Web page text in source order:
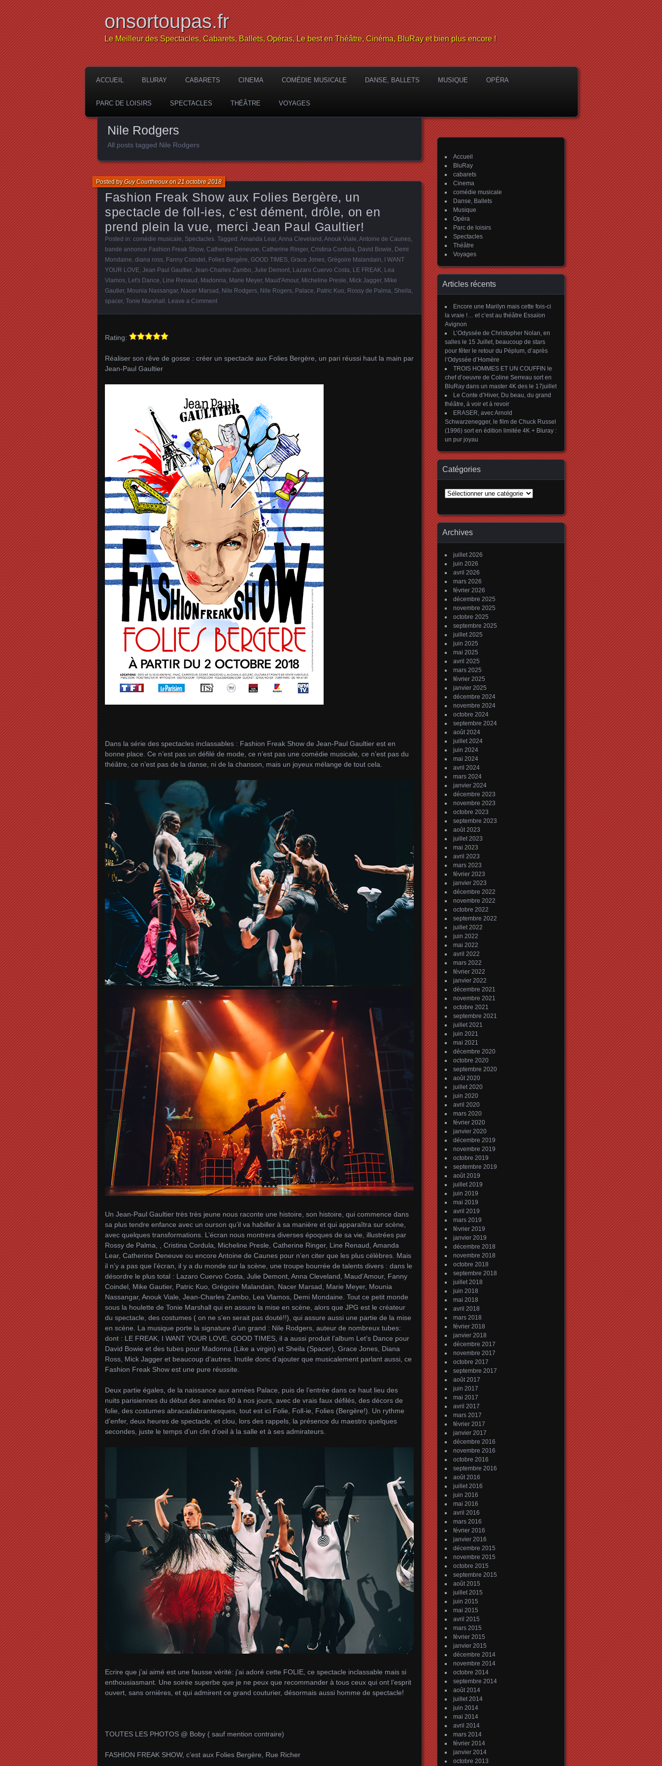
onsortoupas.fr
Le Meilleur des Spectacles, Cabarets, Ballets, Opéras, Le best en Théâtre, Cinéma, BluRay et bien plus encore !
ACCUEIL BLURAY CABARETS CINEMA COMÉDIE MUSICALE DANSE, BALLETS MUSIQUE OPÉRA
PARC DE LOISIRS SPECTACLES THÉÂTRE VOYAGES
Nile Rodgers
All posts tagged Nile Rodgers
Fashion Freak Show aux Folies Bergère, un
spectacle de foll-ies, c’est dément, drôle, on en
prend plein la vue, merci Jean Paul Gaultier!
Posted byGuy Courtheouxon21 octobre 2018
Posted in: comédie musicale Spectacles . Tagged: Amanda Lear, Anna Cleveland Anouk Viale Antoine de Caunes
bande annonce Fashion Freak Show, Catherine Deneuve Catherine Ringer, Cristina Cordula David Bowie Demi
Mondaine diana ross Fanny Coindel Folies Bergère GOOD TIMES Grace Jones Grégoire Malandain I WANT
YOUR LOVE Jean Paul Gaultier, Jean-Charles Zambo Julie Demont Lazaro Cuervo Costa LE FREAK Lea
Vlamos Let's Dance Line Renaud Madonna Marie Meyer, Maud'Amour, Micheline Presle Mick Jagger, Mike
Gautier, Mounia Nassangar, Nacer Marsad Nile Rodgers Nile Rogers Palace Patric Kuo Rossy de Palma Sheila
spacer, Tonie Marshall Leave a Comment
Rating:
Réaliser son rêve de gosse : créer un spectacle aux Folies Bergère, un pari réussi haut la main par
Jean-Paul Gaultier
Dans la série des spectacles inclassables : Fashion Freak Show de Jean-Paul Gaultier est en
bonne place. Ce n’est pas un défilé de mode, ce n’est pas une comédie musicale, ce n’est pas du
théâtre, ce n’est pas de la danse, ni de la chanson, mais un joyeux mélange de tout cela.
Un Jean-Paul Gaultier très très jeune nous raconte une histoire, son histoire, qui commence dans
sa plus tendre enfance avec un ourson qu’il va habiller à sa manière et qui apparaîtra sur scène,
avec quelques transformations. L’écran nous montrera diverses époques de sa vie, illustrées par
Rossy de Palma, , Cristina Cordula, Micheline Presle, Catherine Ringer, Line Renaud, Amanda
Lear, Catherine Deneuve ou encore Antoine de Caunes pour n’en citer que les plus célèbres. Mais
il n’y a pas que l’écran, il y a du monde sur la scène, une troupe bourrée de talents divers : dans le
désordre le plus total : Lazaro Cuervo Costa, Julie Demont, Anna Cleveland, Maud’Amour, Fanny
Coindel, Mike Gautier, Patric Kuo, Grégoire Malandain, Nacer Marsad, Marie Meyer, Mounia
Nassangar, Anouk Viale, Jean-Charles Zambo, Lea Vlamos, Demi Mondaine. Tout ce petit monde
sous la houlette de Tonie Marshall qui en assure la mise en scène, alors que JPG est le créateur
du spectacle, des costumes ( on ne s’en serait pas douté!!), qui assure aussi une partie de la mise
en scène. La musique porte la signature d’un grand : Nile Rodgers, auteur de nombreux tubes:
dont : LE FREAK, I WANT YOUR LOVE, GOOD TIMES, il a aussi produit l’album Let’s Dance pour
David Bowie et des tubes pour Madonna (Like a virgin) et Sheila (Spacer), Grace Jones, Diana
Ross, Mick Jagger et beaucoup d’autres. Inutile donc d’ajouter que musicalement parlant aussi, ce
Fashion Freak Show est une pure réussite.
Deux partie égales, de la naissance aux années Palace, puis de l’entrée dans ce haut lieu des
nuits parisiennes du début des années 80 à nos jours, avec de vrais faux défilés, des décors de
folie, des costumes abracadabrantesques, tout est ici Folie, Foll-ie, Folies (Bergère!). Un rythme
d’enfer, deux heures de spectacle, et clou, lors des rappels, la présence du maestro quelques
secondes, juste le temps d’un clin d’oeil à la salle et à ses admirateurs.
Ecrire que j’ai aimé est une fausse vérité: j’ai adoré cette FOLIE, ce spectacle inclassable mais si
enthousiasmant. Une soirée superbe que je ne peux que recommander à tous ceux qui ont l’esprit
ouvert, sans ornières, et qui admirent ce grand couturier, désormais aussi homme de spectacle!
TOUTES LES PHOTOS @ Boby ( sauf mention contraire)
FASHION FREAK SHOW, c’est aux Folies Bergère, Rue Richer
Accueil
BluRay
cabarets
Cinema
comédie musicale
Danse, Ballets
Musique
Opéra
Parc de loisirs
Spectacles
Théâtre
Voyages
Articles récents
Encore une Marilyn mais cette fois-ci
la vraie !… et c’est au théâtre Essaïon
Avignon
L’Odyssée de Christopher Nolan, en
salles le 15 Juillet, beaucoup de stars
pour fêter le retour du Péplum, d’après
l’Odyssée d’Homère
TROIS HOMMES ET UN COUFFIN le
chef d’oeuvre de Coline Serreau sort en
BluRay dans un master 4K des le 17juillet
Le Conte d’Hiver, Du beau, du grand
théâtre, à voir et à revoir
ERASER, avec Arnold
Schwarzenegger, le film de Chuck Russel
(1996) sort en édition limitée 4K + Bluray :
un pur joyau
Catégories
Catégories
Archives
juillet 2026
juin 2026
avril 2026
mars 2026
février 2026
décembre 2025
novembre 2025
octobre 2025
septembre 2025
juillet 2025
juin 2025
mai 2025
avril 2025
mars 2025
février 2025
janvier 2025
décembre 2024
novembre 2024
octobre 2024
septembre 2024
août 2024
juillet 2024
juin 2024
mai 2024
avril 2024
mars 2024
janvier 2024
décembre 2023
novembre 2023
octobre 2023
septembre 2023
août 2023
juillet 2023
mai 2023
avril 2023
mars 2023
février 2023
janvier 2023
décembre 2022
novembre 2022
octobre 2022
septembre 2022
juillet 2022
juin 2022
mai 2022
avril 2022
mars 2022
février 2022
janvier 2022
décembre 2021
novembre 2021
octobre 2021
septembre 2021
juillet 2021
juin 2021
mai 2021
décembre 2020
octobre 2020
septembre 2020
août 2020
juillet 2020
juin 2020
avril 2020
mars 2020
février 2020
janvier 2020
décembre 2019
novembre 2019
octobre 2019
septembre 2019
août 2019
juillet 2019
juin 2019
mai 2019
avril 2019
mars 2019
février 2019
janvier 2019
décembre 2018
novembre 2018
octobre 2018
septembre 2018
juillet 2018
juin 2018
mai 2018
avril 2018
mars 2018
février 2018
janvier 2018
décembre 2017
novembre 2017
octobre 2017
septembre 2017
août 2017
juin 2017
mai 2017
avril 2017
mars 2017
février 2017
janvier 2017
décembre 2016
novembre 2016
octobre 2016
septembre 2016
août 2016
juillet 2016
juin 2016
mai 2016
avril 2016
mars 2016
février 2016
janvier 2016
décembre 2015
novembre 2015
octobre 2015
septembre 2015
août 2015
juillet 2015
juin 2015
mai 2015
avril 2015
mars 2015
février 2015
janvier 2015
décembre 2014
novembre 2014
octobre 2014
septembre 2014
août 2014
juillet 2014
juin 2014
mai 2014
avril 2014
mars 2014
février 2014
janvier 2014
octobre 2013